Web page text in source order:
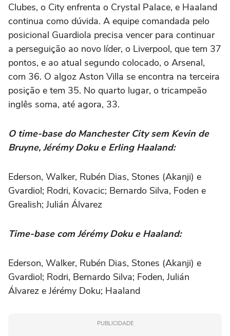
Clubes, o City enfrenta o Crystal Palace, e Haaland
continua como dúvida. A equipe comandada pelo
posicional Guardiola precisa vencer para continuar
a perseguição ao novo líder, o Liverpool, que tem 37
pontos, e ao atual segundo colocado, o Arsenal,
com 36. O algoz Aston Villa se encontra na terceira
posição e tem 35. No quarto lugar, o tricampeão
inglês soma, até agora, 33.
O time-base do Manchester City sem Kevin de
Bruyne, Jérémy Doku e Erling Haaland:
Ederson, Walker, Rubén Dias, Stones (Akanji) e
Gvardiol; Rodri, Kovacic; Bernardo Silva, Foden e
Grealish; Julián Álvarez
Time-base com Jérémy Doku e Haaland:
Ederson, Walker, Rubén Dias, Stones (Akanji) e
Gvardiol; Rodri, Bernardo Silva; Foden, Julián
Álvarez e Jérémy Doku; Haaland
PUBLICIDADE